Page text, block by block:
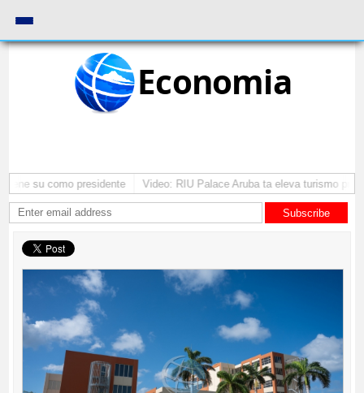
Economia
su como presidente Video: RIU Palace Aruba ta eleva turismo
Subscribe